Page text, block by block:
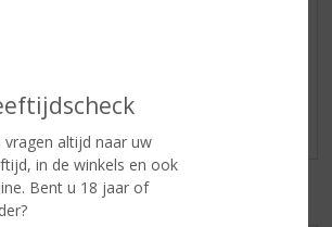
vragen altijd naar uw
in de winkels en ook
Bent u 18 jaar of
reviews geplaatst voor dit product
INCL. BTW